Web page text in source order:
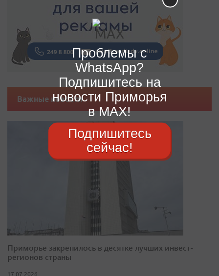
Важные новости
Приморье закрепилось в десятке лучших инвест-
регионов страны
17.07.2026
Проблемы с
WhatsApp?
Подпишитесь на
новости Приморья
в MAX!
Подпишитесь
сейчас!